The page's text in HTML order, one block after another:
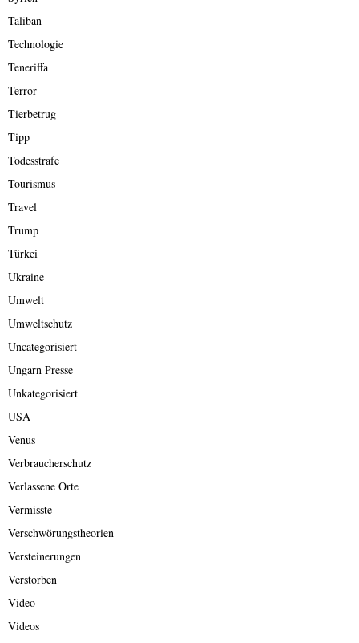
Taliban
Technologie
Teneriffa
Terror
Tierbetrug
Tipp
Todesstrafe
Tourismus
Travel
Trump
Türkei
Ukraine
Umwelt
Umweltschutz
Uncategorisiert
Ungarn Presse
Unkategorisiert
USA
Venus
Verbraucherschutz
Verlassene Orte
Vermisste
Verschwörungstheorien
Versteinerungen
Verstorben
Video
Videos